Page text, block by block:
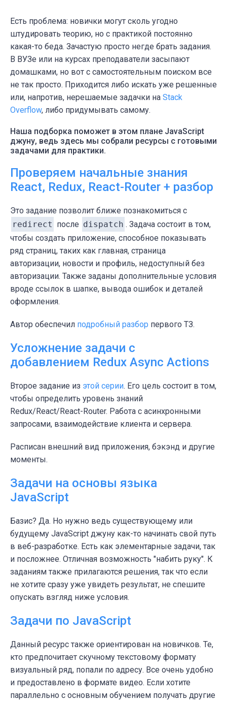
Есть проблема: новички могут сколь угодно
штудировать теорию, но с практикой постоянно
какая-то беда. Зачастую просто негде брать задания.
В ВУЗе или на курсах преподаватели засыпают
домашками, но вот с самостоятельным поиском все
не так просто. Приходится либо искать уже решенные
или, напротив, нерешаемые задачки на Stack
Overflow, либо придумывать самому.
Наша подборка поможет в этом плане JavaScript
джуну, ведь здесь мы собрали ресурсы с готовыми
задачами для практики.
Проверяем начальные знания
React, Redux, React-Router + разбор
Это задание позволит ближе познакомиться с
redirect после dispatch . Задача состоит в том,
чтобы создать приложение, способное показывать
ряд страниц, таких как главная, страница
авторизации, новости и профиль, недоступный без
авторизации. Также заданы дополнительные условия
вроде ссылок в шапке, вывода ошибок и деталей
оформления.
Автор обеспечил подробный разбор первого ТЗ.
Усложнение задачи с
добавлением Redux Async Actions
Второе задание из этой серии. Его цель состоит в том,
чтобы определить уровень знаний
Redux/React/React-Router. Работа с асинхронными
запросами, взаимодействие клиента и сервера.
Расписан внешний вид приложения, бэкэнд и другие
моменты.
Задачи на основы языка
JavaScript
Базис? Да. Но нужно ведь существующему или
будущему JavaScript джуну как-то начинать свой путь
в веб-разработке. Есть как элементарные задачи, так
и посложнее. Отличная возможность "набить руку". К
заданиям также прилагаются решения, так что если
не хотите сразу уже увидеть результат, не спешите
опускать взгляд ниже условия.
Задачи по JavaScript
Данный ресурс также ориентирован на новичков. Те,
кто предпочитает скучному текстовому формату
визуальный ряд, попали по адресу. Все очень удобно
и предоставлено в формате видео. Если хотите
параллельно с основным обучением получать другие